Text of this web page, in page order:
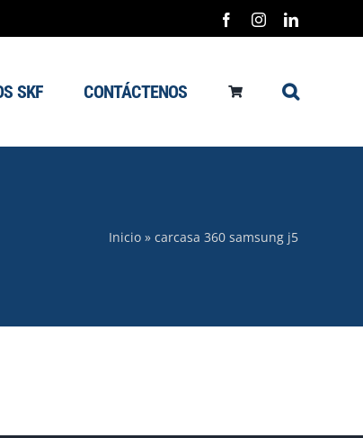
FacebookInstagramLinkedIn
SKF CONTÁCTENOS
Inicio » carcasa 360 samsung j5